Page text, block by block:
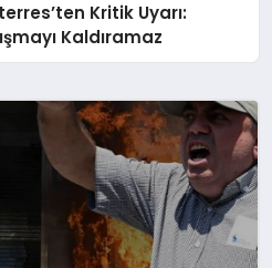
Kritik Uyarı:
Kaldıramaz